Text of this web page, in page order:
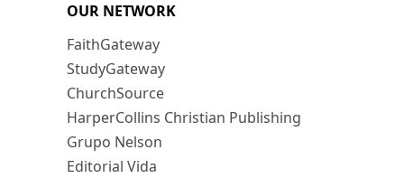
OUR NETWORK
FaithGateway
StudyGateway
ChurchSource
HarperCollins Christian Publishing
Grupo Nelson
Editorial Vida